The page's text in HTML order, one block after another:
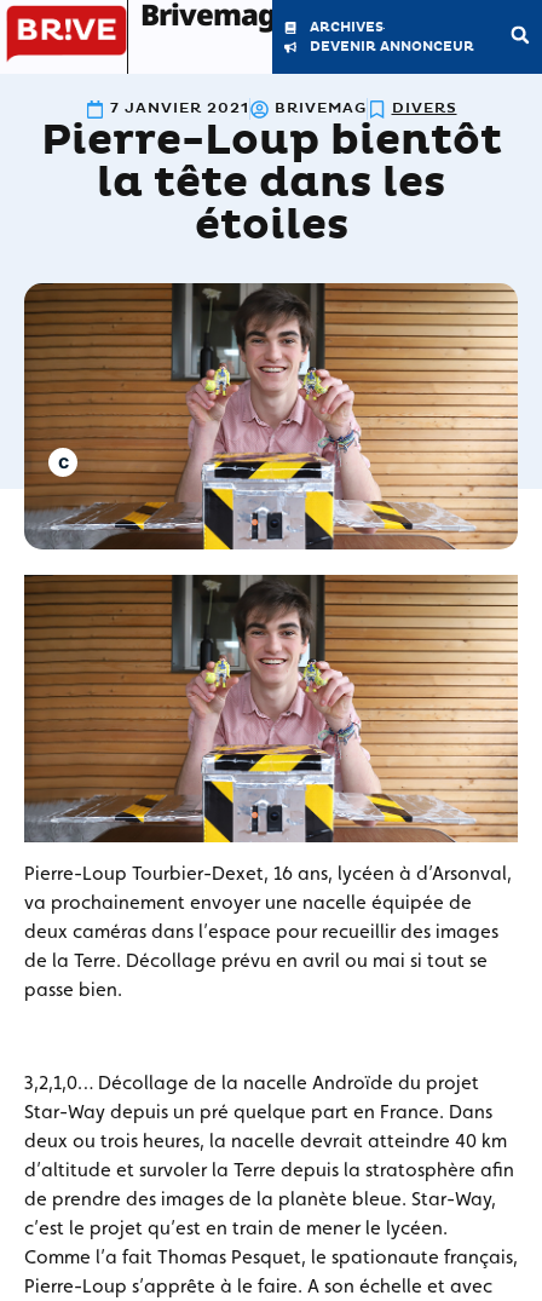
Brivemag'
ARCHIVES
DEVENIR ANNONCEUR
7 JANVIER 2021 BRIVEMAG DIVERS
Pierre-Loup bientôt
la tête dans les
étoiles
Pierre-Loup Tourbier-Dexet, 16 ans, lycéen à d’Arsonval,
va prochainement envoyer une nacelle équipée de
deux caméras dans l’espace pour recueillir des images
de la Terre. Décollage prévu en avril ou mai si tout se
passe bien.
3,2,1,0… Décollage de la nacelle Androïde du projet
Star-Way depuis un pré quelque part en France. Dans
deux ou trois heures, la nacelle devrait atteindre 40 km
d’altitude et survoler la Terre depuis la stratosphère afin
de prendre des images de la planète bleue. Star-Way,
c’est le projet qu’est en train de mener le lycéen.
Comme l’a fait Thomas Pesquet, le spationaute français,
Pierre-Loup s’apprête à le faire. A son échelle et avec